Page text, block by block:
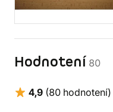
Hodnotení 80
4,9 (80 hodnotení)